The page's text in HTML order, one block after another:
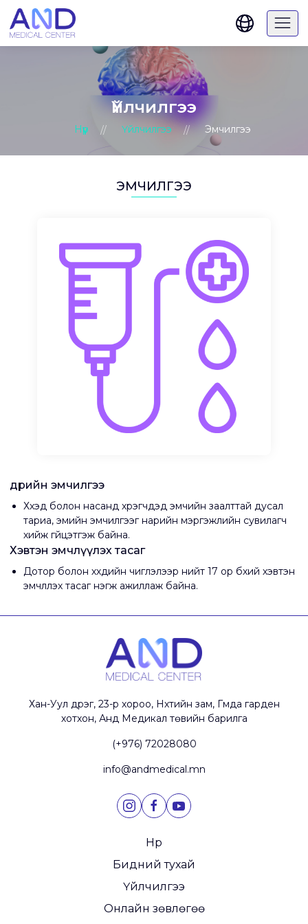
Үйлчилгээ
Нүүр Үйлчилгээ Эмчилгээ
ЭМЧИЛГЭЭ
Өдрийн эмчилгээ
Хүүхэд болон насанд хүрэгчдэд эмчийн заалттай дусал
тариа, эмийн эмчилгээг нарийн мэргэжлийн сувилагч
хийж гүйцэтгэж байна.
Хэвтэн эмчлүүлэх тасаг
Дотор болон хүүхдийн чиглэлээр нийт 17 ор бүхий хэвтэн
эмчлүүлэх тасаг нэгж ажиллаж байна.
Хан-Уул дүүрэг, 23-р хороо, Нүхтийн зам, Гүмүда гарден
хотхон, Анд Медикал төвийн барилга
(+976) 72028080
info@andmedical.mn
Нүүр
Бидний тухай
Үйлчилгээ
Онлайн зөвлөгөө